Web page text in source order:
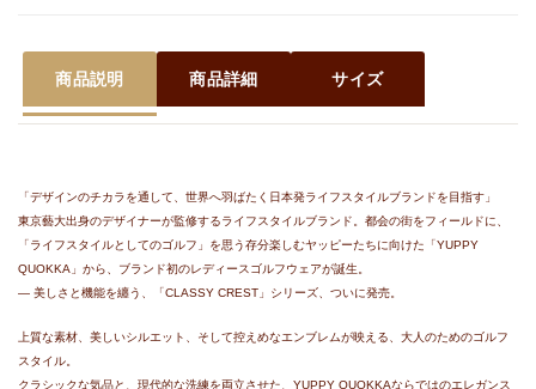
商品説明 商品詳細 サイズ
「デザインのチカラを通して、世界へ羽ばたく日本発ライフスタイルブランドを目指す」
東京藝大出身のデザイナーが監修するライフスタイルブランド。都会の街をフィールドに、
「ライフスタイルとしてのゴルフ」を思う存分楽しむヤッピーたちに向けた「YUPPY
QUOKKA」から、 ブランド初のレディースゴルフウェアが誕生。
― 美しさと機能を纏う、「CLASSY CREST」シリーズ、ついに発売。
上質な素材、美しいシルエット、そして控えめなエンブレムが映える、大人のためのゴルフ
スタイル。
クラシックな気品と、現代的な洗練を両立させた、YUPPY QUOKKAならではのエレガンス